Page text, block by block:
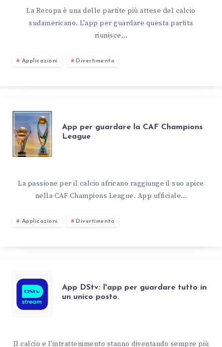
La Recopa è una delle partite più attese del calcio
sudamericano. L'app per guardare questa partita
riunisce…
Applicazioni Divertimento
App per guardare la CAF Champions
League
La passione per il calcio africano raggiunge il suo apice
nella CAF Champions League. App ufficiale…
Applicazioni Divertimento
App DStv: l'app per guardare tutto in
un unico posto.
Il calcio e l'intrattenimento stanno diventando sempre più